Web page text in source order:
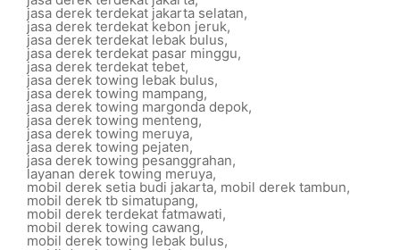
jasa derek terdekat jakarta selatan,
jasa derek terdekat kebon jeruk,
jasa derek terdekat lebak bulus,
jasa derek terdekat pasar minggu,
jasa derek terdekat tebet,
jasa derek towing lebak bulus,
jasa derek towing mampang,
jasa derek towing margonda depok,
jasa derek towing menteng,
jasa derek towing meruya,
jasa derek towing pejaten,
jasa derek towing pesanggrahan,
layanan derek towing meruya,
mobil derek setia budi jakarta, mobil derek tambun,
mobil derek tb simatupang,
mobil derek terdekat fatmawati,
mobil derek towing cawang,
mobil derek towing lebak bulus,